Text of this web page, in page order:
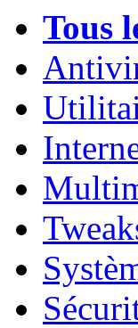
Tous